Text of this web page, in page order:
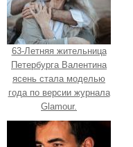
63-Летняя жительница
Петербурга Валентина
ясень стала моделью
года по версии журнала
Glamour.